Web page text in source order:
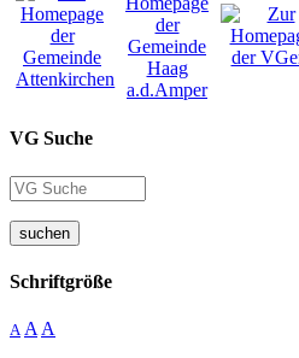
VG Suche
suchen
Schriftgröße
A A A